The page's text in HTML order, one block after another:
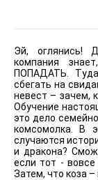
Эй, оглянись!
компания
ПОПАДАТЬ.
сбегать на
невест – зачем,
Обучение
это дело
комсомолка. В
случаются
и дракона?
если тот -
Затем, что коза